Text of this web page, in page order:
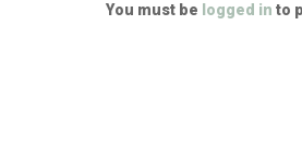
You must be logged in to